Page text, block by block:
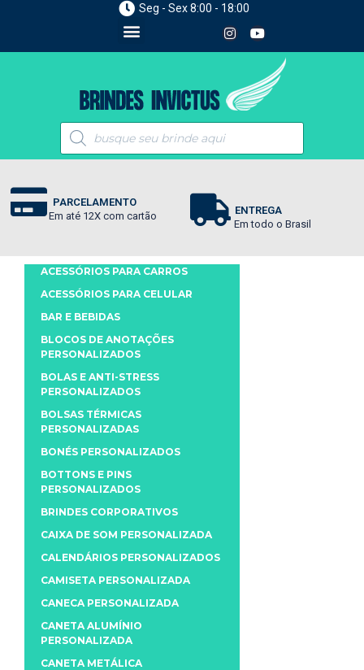
Seg - Sex 8:00 - 18:00
PARCELAMENTO
Em até 12X com cartão
ENTREGA
Em todo o Brasil
ACESSÓRIOS PARA CARROS
ACESSÓRIOS PARA CELULAR
BAR E BEBIDAS
BLOCOS DE ANOTAÇÕES
PERSONALIZADOS
BOLAS E ANTI-STRESS
PERSONALIZADOS
BOLSAS TÉRMICAS
PERSONALIZADAS
BONÉS PERSONALIZADOS
BOTTONS E PINS
PERSONALIZADOS
BRINDES CORPORATIVOS
CAIXA DE SOM PERSONALIZADA
CALENDÁRIOS PERSONALIZADOS
CAMISETA PERSONALIZADA
CANECA PERSONALIZADA
CANETA ALUMÍNIO
PERSONALIZADA
CANETA METÁLICA